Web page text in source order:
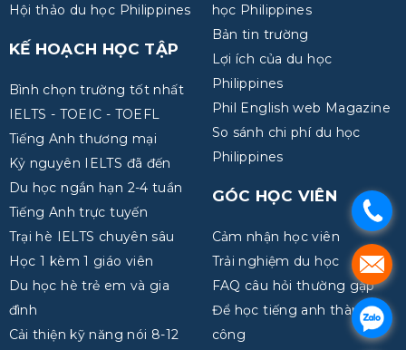
Hội thảo du học Philippines
KẾ HOẠCH HỌC TẬP
Bình chọn trường tốt nhất
IELTS - TOEIC - TOEFL
Tiếng Anh thương mại
Kỷ nguyên IELTS đã đến
Du học ngắn hạn 2-4 tuần
Tiếng Anh trực tuyến
Trại hè IELTS chuyên sâu
Học 1 kèm 1 giáo viên
Du học hè trẻ em và gia
đình
Cải thiện kỹ năng nói 8-12
học Philippines
Bản tin trường
Lợi ích của du học
Philippines
Phil English web Magazine
So sánh chi phí du học
Philippines
GÓC HỌC VIÊN
Cảm nhận học viên
Trải nghiệm du học
FAQ câu hỏi thường gặp
Để học tiếng anh thành
công
.
.
.